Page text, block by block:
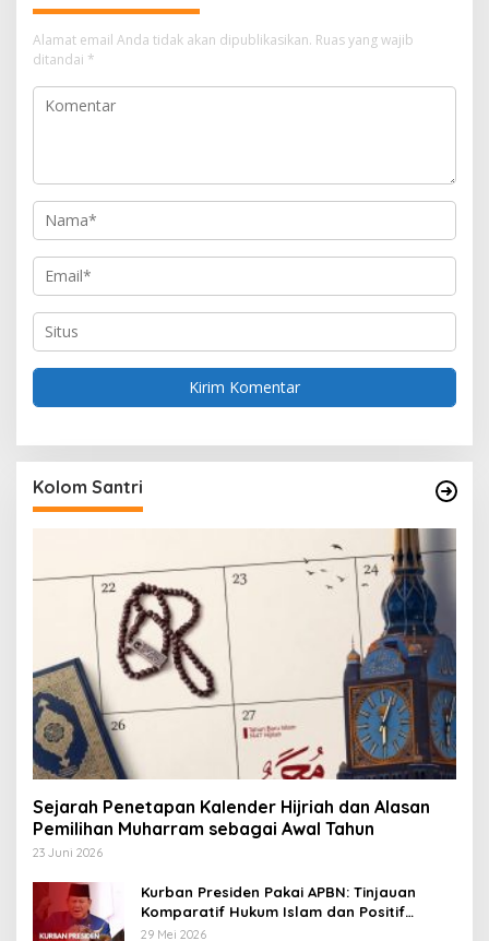
s
i
p
o
Alamat email Anda tidak akan dipublikasikan. Ruas yang wajib
ditandai *
Kolom Santri
Sejarah Penetapan Kalender Hijriah dan Alasan
Pemilihan Muharram sebagai Awal Tahun
23 Juni 2026
Kurban Presiden Pakai APBN: Tinjauan
Komparatif Hukum Islam dan Positif
Negara
29 Mei 2026